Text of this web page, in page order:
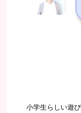
小学生らしい遊び